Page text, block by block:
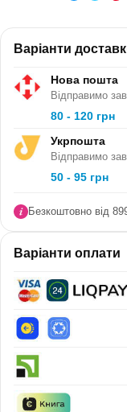
СЕРІЯ:
В ПАЧЦІ (ШТ):
Варіанти
Нова пошта
Відправимо
80 - 120 грн
Укрпошта
Відправимо
50 - 95 грн
Безкоштовно від
Варіанти оплати